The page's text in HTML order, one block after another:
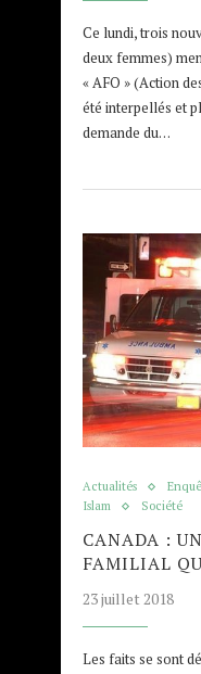
Ce lundi, trois
deux femmes)
« AFO » (Action
été interpellés et
demande du…
Actualités
Islam
Société
CANADA :
FAMILIAL
23 juillet 2018
Les faits se sont